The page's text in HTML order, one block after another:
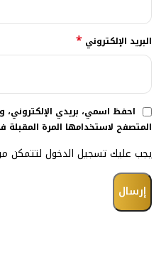
البريد الإلكتروني *
احفظ اسمي، بريدي الإلكتروني،
المتصفح لاستخدامها المرة
يجب عليك تسجيل الدخول لتتمكن